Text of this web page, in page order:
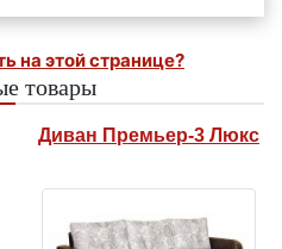
на этой странице?
товары
Диван Премьер-3 Люкс